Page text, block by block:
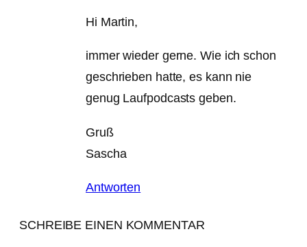
Hi Martin,
immer wieder gerne. Wie ich schon
geschrieben hatte, es kann nie
genug Laufpodcasts geben.
Gruß
Sascha
Antworten
SCHREIBE EINEN KOMMENTAR